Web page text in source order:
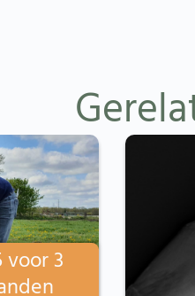
voor 3